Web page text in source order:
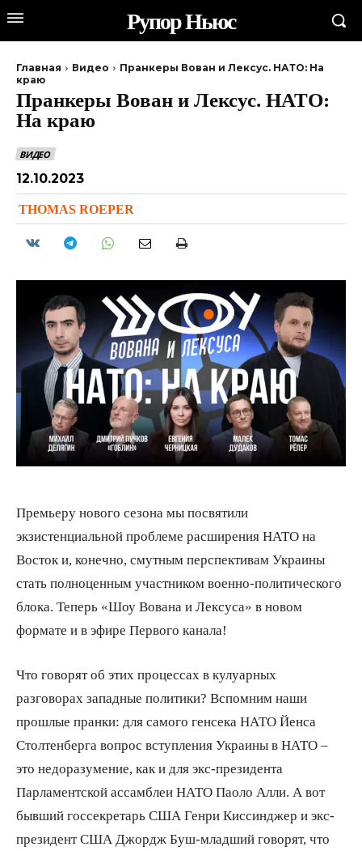
Рупор Ньюс
Главная Видео
Пранкеры Вован и Лексус. НАТО: На
краю
Пранкеры Вован и Лексус. НАТО:
На краю
ВИДЕО
12.10.2023
THOMAS ROEPER
Премьеру нового сезона мы посвятили
экзистенциальной проблеме расширения НАТО на
Восток и, конечно, смутным перспективам Украины
стать полноценным участником военно-политического
блока. Теперь «Шоу Вована и Лексуса» в новом
формате и в эфире Первого канала!
Что говорят об этих процессах в кулуарных
разговорах западные политики? Вспомним наши
прошлые пранки: для самого генсека НАТО Йенса
Столтенберга вопрос вступления Украины в НАТО –
это недоразумение, как и для экс-президента
Парламентской ассамблеи НАТО Паоло Алли. А вот
бывший госсекретарь США Генри Киссинджер и экс-
президент США Джордж Буш-младший говорят, что